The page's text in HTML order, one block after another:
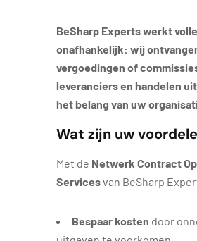
BeSharp Experts werkt
onafhankelijk: wij
vergoedingen of
leveranciers en handelen
het belang van uw
Wat zijn uw
Met de Netwerk Contract
Servicesvan BeSharp
Bespaar kosten door